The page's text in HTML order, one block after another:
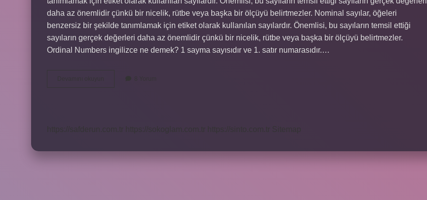
daha az önemlidir çünkü bir nicelik, rütbe veya başka bir ölçüyü belirtmezler. Nominal sayılar, öğeleri
benzersiz bir şekilde tanımlamak için etiket olarak kullanılan sayılardır. Önemlisi, bu sayıların temsil ettiği
sayıların gerçek değerleri daha az önemlidir çünkü bir nicelik, rütbe veya başka bir ölçüyü belirtmezler.
Ordinal Numbers ingilizce ne demek? 1 sayma sayısıdır ve 1. satır numarasıdır.…